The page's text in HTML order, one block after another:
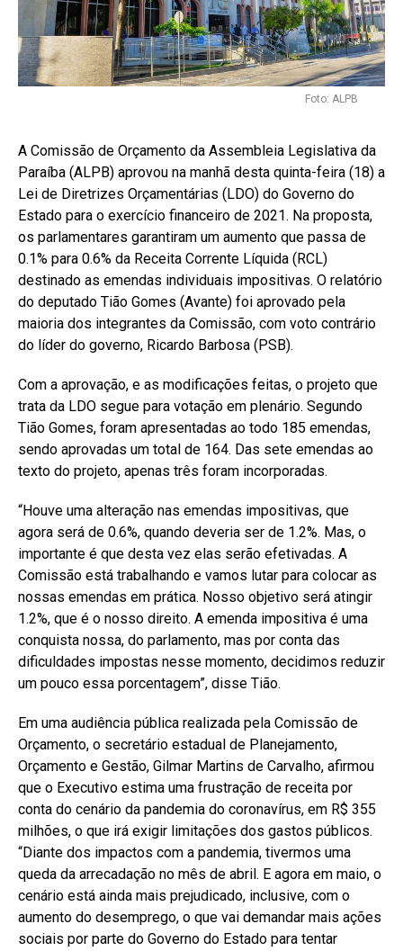
Foto: ALPB
A Comissão de Orçamento da Assembleia Legislativa da
Paraíba (ALPB) aprovou na manhã desta quinta-feira (18) a
Lei de Diretrizes Orçamentárias (LDO) do Governo do
Estado para o exercício financeiro de 2021. Na proposta,
os parlamentares garantiram um aumento que passa de
0.1% para 0.6% da Receita Corrente Líquida (RCL)
destinado as emendas individuais impositivas. O relatório
do deputado Tião Gomes (Avante) foi aprovado pela
maioria dos integrantes da Comissão, com voto contrário
do líder do governo, Ricardo Barbosa (PSB).
Com a aprovação, e as modificações feitas, o projeto que
trata da LDO segue para votação em plenário. Segundo
Tião Gomes, foram apresentadas ao todo 185 emendas,
sendo aprovadas um total de 164. Das sete emendas ao
texto do projeto, apenas três foram incorporadas.
“Houve uma alteração nas emendas impositivas, que
agora será de 0.6%, quando deveria ser de 1.2%. Mas, o
importante é que desta vez elas serão efetivadas. A
Comissão está trabalhando e vamos lutar para colocar as
nossas emendas em prática. Nosso objetivo será atingir
1.2%, que é o nosso direito. A emenda impositiva é uma
conquista nossa, do parlamento, mas por conta das
dificuldades impostas nesse momento, decidimos reduzir
um pouco essa porcentagem”, disse Tião.
Em uma audiência pública realizada pela Comissão de
Orçamento, o secretário estadual de Planejamento,
Orçamento e Gestão, Gilmar Martins de Carvalho, afirmou
que o Executivo estima uma frustração de receita por
conta do cenário da pandemia do coronavírus, em R$ 355
milhões, o que irá exigir limitações dos gastos públicos.
“Diante dos impactos com a pandemia, tivermos uma
queda da arrecadação no mês de abril. E agora em maio, o
cenário está ainda mais prejudicado, inclusive, com o
aumento do desemprego, o que vai demandar mais ações
sociais por parte do Governo do Estado para tentar